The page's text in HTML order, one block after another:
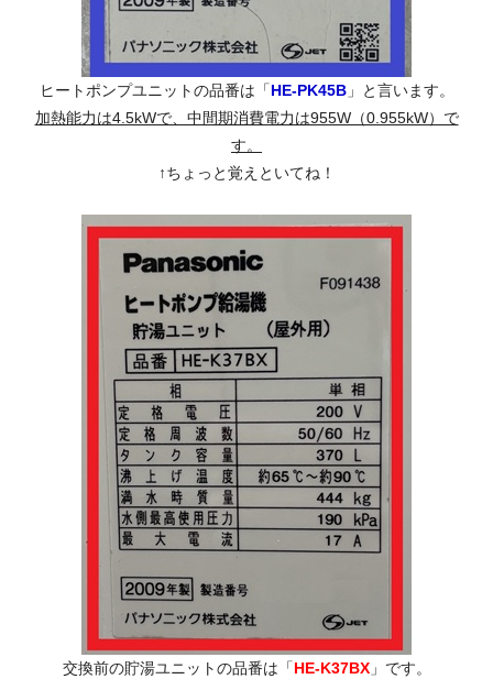
ヒートポンプユニットの品番は「HE-PK45B」と言います。
加熱能力は4.5kWで、中間期消費電力は955W（0.955kW）で
す。
↑ちょっと覚えといてね！
交換前の貯湯ユニットの品番は「HE-K37BX」です。